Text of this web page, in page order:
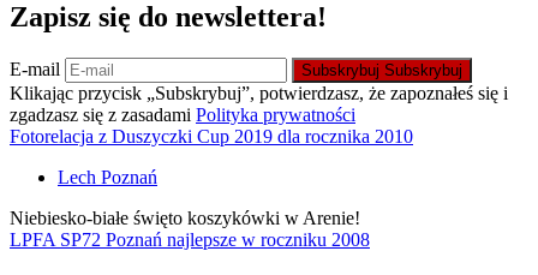
Zapisz się do newslettera!
E-mail Subskrybuj Subskrybuj
Klikając przycisk „Subskrybuj”, potwierdzasz, że zapoznałeś się i
zgadzasz się z zasadami Polityka prywatności
Fotorelacja z Duszyczki Cup 2019 dla rocznika 2010
Lech Poznań
Niebiesko-białe święto koszykówki w Arenie!
LPFA SP72 Poznań najlepsze w roczniku 2008